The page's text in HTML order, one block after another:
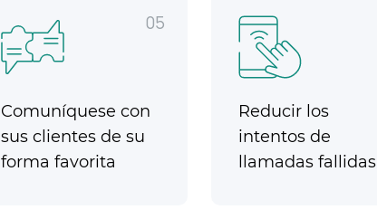
05
Comuníquese con
sus clientes de su
forma favorita
Reducir los
intentos de
llamadas fallidas